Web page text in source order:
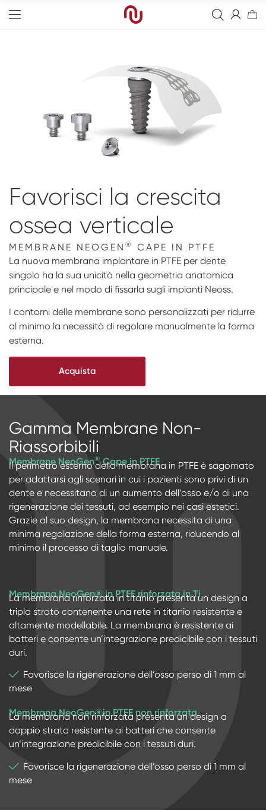
Edge
Straight
Narrow
Sostituti ossei
Membrane non-riassorbibili
Kit fissaggio
Pilastri provvisori
Pilastri di guarigione
Viti
Transfer & Replica
Strumenti
Impronte digitali
Blank
Protesi Digitale
Scanner
Protesi Personalizzate
Arcata completa
Digitale
Eventi
NeossAcademy
IMPACT Study Club
Favorisci la crescita
ossea verticale
MEMBRANE NEOGEN ®
CAPE IN PTFE
La nuova membrana implantare in PTFE per dente
singolo ha la sua unicità nella geometria anatomica
principale e nel modo di fissarla sugli impianti Neoss.
I contorni delle membrane sono personalizzati per ridurre
al minimo la necessità di regolare manualmente la forma
esterna.
Acquista
Gamma Membrane Non-
Riassorbibili
Membrane NeoGen® Cape in PTFE
Il perimetro esterno della membrana in PTFE è sagomato
per adattarsi agli scenari in cui i pazienti sono privi di un
dente e necessitano di un aumento dell’osso e/o di una
rigenerazione dei tessuti, ad esempio nei casi estetici.
Grazie al suo design, la membrana necessita di una
minima regolazione della forma esterna, riducendo al
minimo il processo di taglio manuale.
Membrana NeoGen® in PTFE rinforzata in Ti
La membrana rinforzata in titanio presenta un design a
triplo strato contenente una rete in titanio resistente e
altamente modellabile. La membrana è resistente ai
batteri e consente un’integrazione predicibile con i tessuti
duri.
Favorisce la rigenerazione dell’osso perso di 1 mm al
mese
Membrana NeoGen®in PTFE non rinforzata
La membrana non rinforzata presenta un design a
doppio strato resistente ai batteri che consente
un’integrazione predicibile con i tessuti duri.
Favorisce la rigenerazione dell’osso perso di 1 mm al
mese